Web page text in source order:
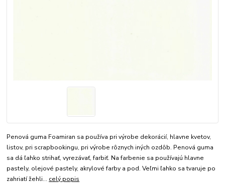
Penová guma Foamiran sa používa pri výrobe dekorácií, hlavne kvetov,
listov, pri scrapbookingu, pri výrobe rôznych iných ozdôb. Penová guma
sa dá ľahko strihať, vyrezávať, farbiť. Na farbenie sa používajú hlavne
pastely, olejové pastely, akrylové farby a pod. Veľmi ľahko sa tvaruje po
zahriatí žehli... celý popis